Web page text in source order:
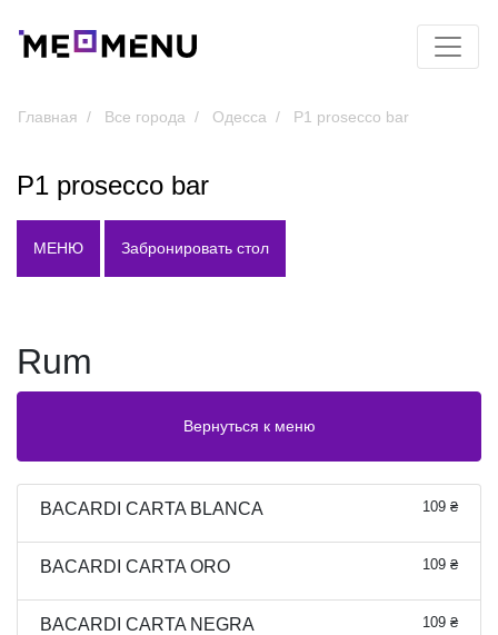
Главная Все города Одесса P1 prosecco bar
P1 prosecco bar
МЕНЮ Забронировать стол
Rum
BACARDI CARTA BLANCA 109 ₴
BACARDI CARTA ORO 109 ₴
BACARDI CARTA NEGRA 109 ₴
Вернуться к меню